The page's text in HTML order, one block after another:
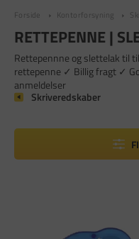
Forside Kontorforsyning
RETTEPENNE |
Rettepennne og slettelak til
rettepenne ✓ Billig fragt ✓
anmeldelser
Skriveredskaber